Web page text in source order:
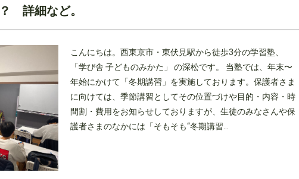
詳細など。
こんにちは。西東京市・東伏見駅から徒歩3分の学習塾、
「学び舎 子どものみかた」 の深松です。 当塾では、年末〜
年始にかけて「冬期講習」を実施しております。保護者さま
に向けては、季節講習としてその位置づけや目的・内容・時
間割・費用をお知らせしておりますが、生徒のみなさんや保
護者さまのなかには「そもそも“冬期講習...